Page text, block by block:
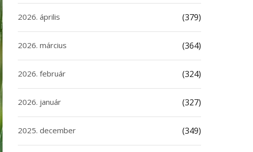
2026. április (379)
2026. március (364)
2026. február (324)
2026. január (327)
2025. december (349)